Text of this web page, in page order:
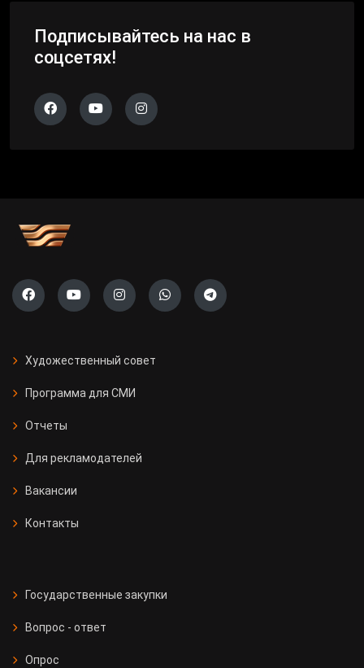
Подписывайтесь на нас в
соцсетях!
Художественный совет
Программа для СМИ
Отчеты
Для рекламодателей
Вакансии
Контакты
Государственные закупки
Вопрос - ответ
Опрос